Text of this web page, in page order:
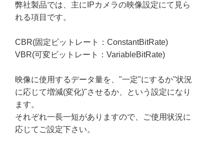
弊社製品では、主にIPカメラの映像設定にて見ら
れる項目です。
CBR(固定ビットレート：ConstantBitRate)
VBR(可変ビットレート：VariableBitRate)
映像に使用するデータ量を、"一定"にするか"状況
に応じて増減(変化)"させるか、という設定になり
ます。
それぞれ一長一短がありますので、ご使用状況に
応じてご設定下さい。